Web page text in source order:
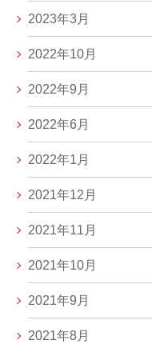
2023年3月
2022年10月
2022年9月
2022年6月
2022年1月
2021年12月
2021年11月
2021年10月
2021年9月
2021年8月